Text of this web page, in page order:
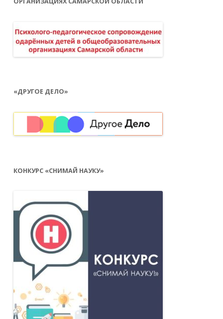
«ДРУГОЕ ДЕЛО»
КОНКУРС «СНИМАЙ НАУКУ»